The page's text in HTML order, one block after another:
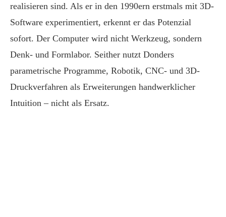
realisieren sind. Als er in den 1990ern erstmals mit 3D-
Software experimentiert, erkennt er das Potenzial
sofort. Der Computer wird nicht Werkzeug, sondern
Denk- und Formlabor. Seither nutzt Donders
parametrische Programme, Robotik, CNC- und 3D-
Druckverfahren als Erweiterungen handwerklicher
Intuition – nicht als Ersatz.